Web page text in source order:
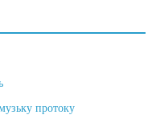
протоку